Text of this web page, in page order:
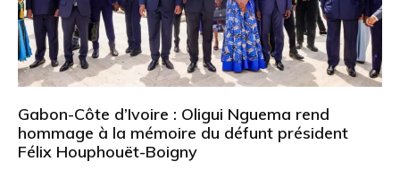
Gabon-Côte d’Ivoire : Oligui Nguema rend
hommage à la mémoire du défunt président
Félix Houphouët-Boigny